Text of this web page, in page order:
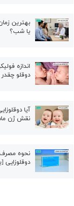
بهترین
یا شب؟
اندازه
دوقلو
آیا
نقش ژن
نحوه